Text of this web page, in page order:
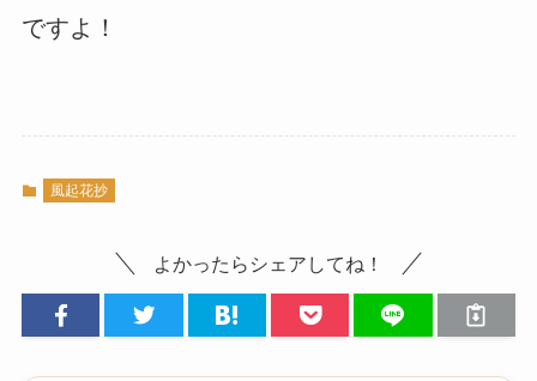
ですよ！
風起花抄
よかったらシェアしてね！